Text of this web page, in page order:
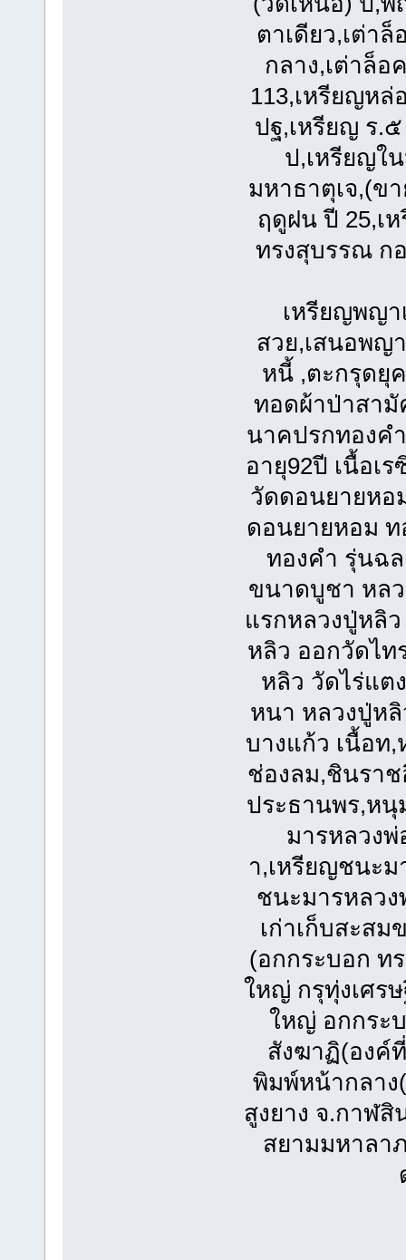
ตาเดียว,เต่า
กลาง,เต่าล็อ
113,เหรียญห
ปฐ,เหรียญ ร.
ป,เหรียญใ
มหาธาตุเจ,(ข
ฤดูฝน ปี 25,เ
ทรงสุบรรณ ก
เหรียญพญา
สวย,เสนอพญ
หนี้ ,ตะกรุดยุ
ทอดผ้าป่าสามั
นาคปรกทองค
อายุ92ปี เนื้อเ
วัดดอนยายหอ
ดอนยายหอม ท
ทองคำ รุ่นฉ
ขนาดบูชา หลว
แรกหลวงปู่หลิ
หลิว ออกวัดไท
หลิว วัดไร่แต
หนา หลวงปู่ห
บางแก้ว เนื้อท
ช่องลม,ชินรา
ประธานพร,ห
มารหลวง
า,เหรียญชนะ
ชนะมารหลว
เก่าเก็บสะส
(อกกระบอก ท
ใหญ่ กรุทุ่งเศร
ใหญ่ อกกระ
สังฆาฏิ(องค์
พิมพ์หน้ากลาง
สูงยาง จ.กาฬ
สยามมหาลา